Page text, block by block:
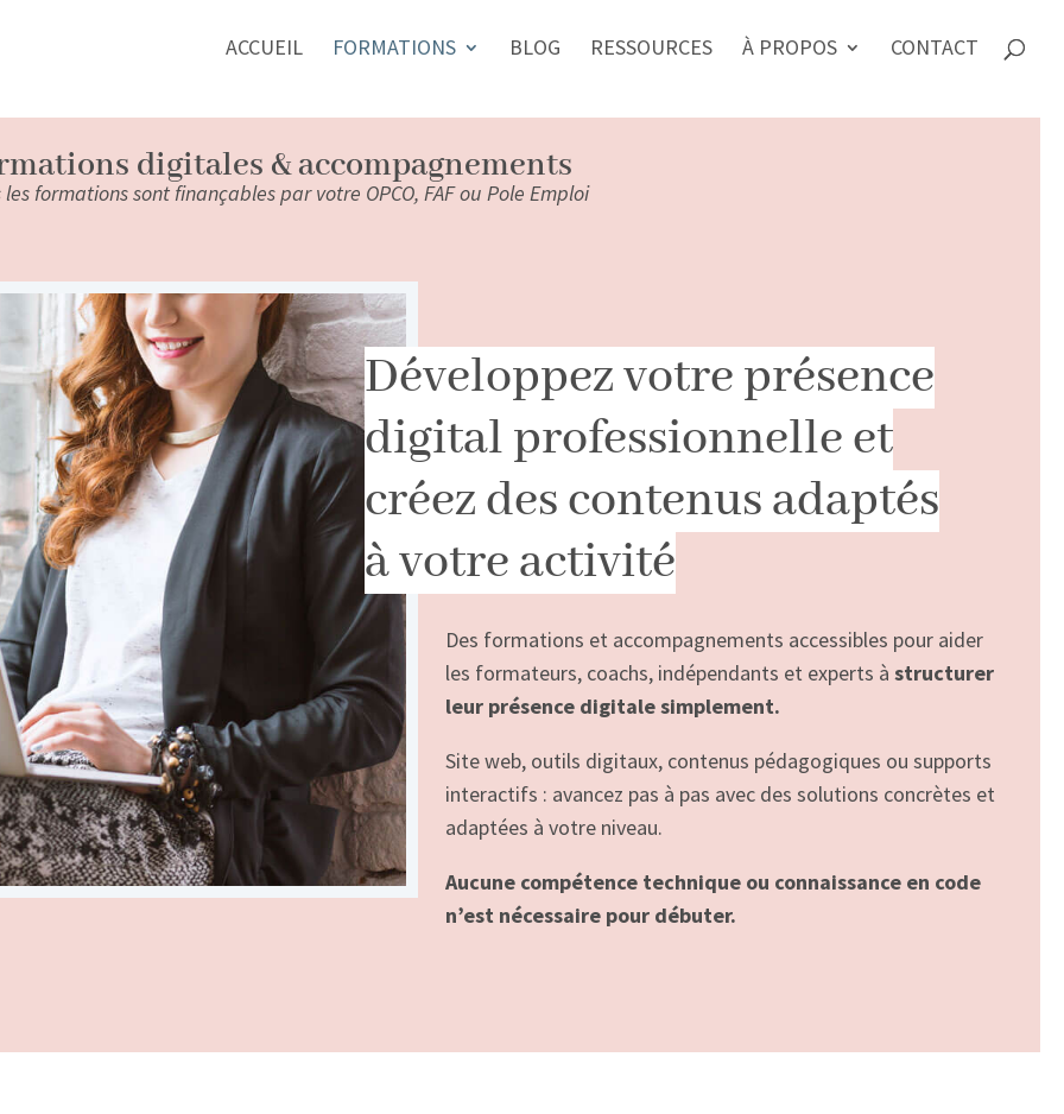
ACCUEIL FORMATIONS BLOG RESSOURCES À PROPOS CONTACT
digitales & accompagnements
les formations sont finançables par votre OPCO, FAF ou Pole Emploi
Développez votre présence
digital professionnelle et
créez des contenus adaptés
à votre activité
Des formations et accompagnements accessibles pour aider
les formateurs, coachs, indépendants et experts àstructurer
leur présence digitale simplement.
Site web, outils digitaux, contenus pédagogiques ou supports
interactifs : avancez pas à pas avec des solutions concrètes et
adaptées à votre niveau.
Aucune compétence technique ou connaissance en code
n’est nécessaire pour débuter.